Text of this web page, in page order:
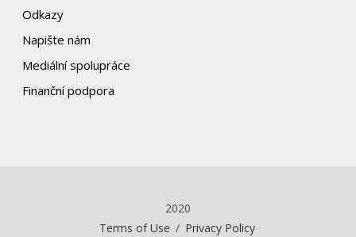
Odkazy
Napište nám
Mediální spolupráce
Finanční podpora
2020
Terms of Use / Privacy Policy